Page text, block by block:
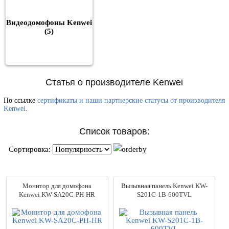
Видеодомофоны Kenwei
(5)
Статья о производителе Kenwei
По ссылкесертификаты и наши партнерские статусы от производителя
Kenwei.
Список товаров:
Сортировка:
Монитор для домофона
Kenwei KW-SA20C-PH-HR
Вызывная панель Kenwei KW-
S201C-1B-600TVL